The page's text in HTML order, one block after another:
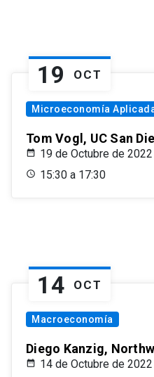
19 OCT
Microeconomía
Tom Vogl, UC San
19 de Octubre de 2022
15:30 a 17:30
14 OCT
Macroeconomía
Diego Kanzig,
14 de Octubre de 2022